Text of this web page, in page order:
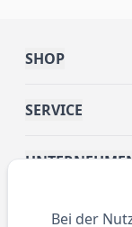
SHOP
SERVICE
Bei der